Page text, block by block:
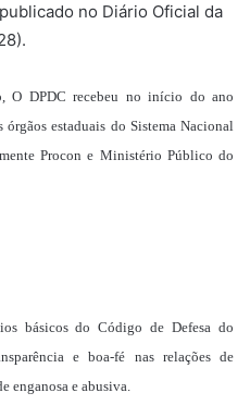
no Diário Oficial da
O DPDC recebeu no início do ano
estaduais do Sistema Nacional
Procon e Ministério Público do
básicos do Código de Defesa do
e boa-fé nas relações de
enganosa e abusiva.